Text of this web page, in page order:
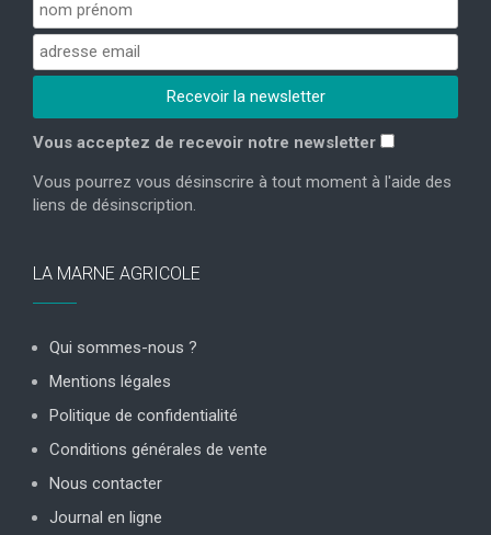
Vous acceptez de recevoir notre newsletter
Vous pourrez vous désinscrire à tout moment à l'aide des
liens de désinscription.
LA MARNE AGRICOLE
Qui sommes-nous ?
Mentions légales
Politique de confidentialité
Conditions générales de vente
Nous contacter
Journal en ligne